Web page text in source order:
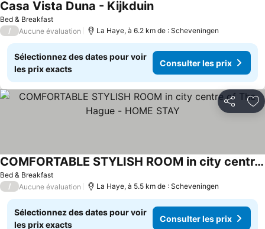
Bed & Breakfast
Casa Vista Duna - Kijkduin
/ Aucune évaluation La Haye, à 6.2 km de : Scheveningen
Sélectionnez des dates pour voir
les prix exacts
Consulter les prix
Partager
Bed & Breakfast
COMFORTABLE STYLISH ROOM in city centre of The Hague - HOME STAY
/ Aucune évaluation La Haye, à 5.5 km de : Scheveningen
Sélectionnez des dates pour voir
les prix exacts
Consulter les prix